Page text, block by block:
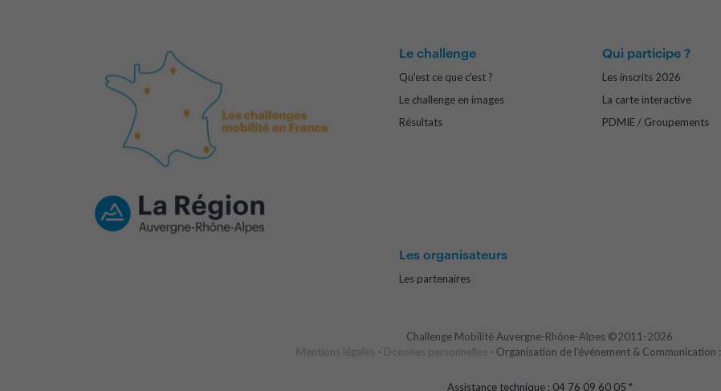
Le challenge
Qu'est ce que c'est ?
Le challenge en images
Résultats
Qui participe ?
Les inscrits 2026
La carte interactive
PDMIE / Groupements
Les organisateurs
Les partenaires
Challenge Mobilité Auvergne-Rhône-Alpes ©2011-2026
Mentions légales - Données personnelles - Organisation de l'événement & Communication :
Assistance technique : 04 76 09 60 05 *